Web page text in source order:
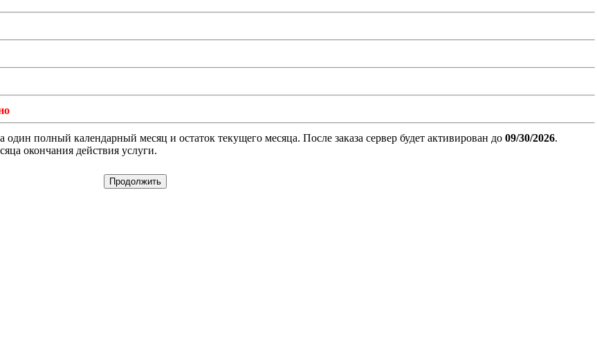
полный календарный месяц и остаток текущего месяца. После заказа сервер будет активирован до 09/30/2026.
окончания действия услуги.
Продолжить